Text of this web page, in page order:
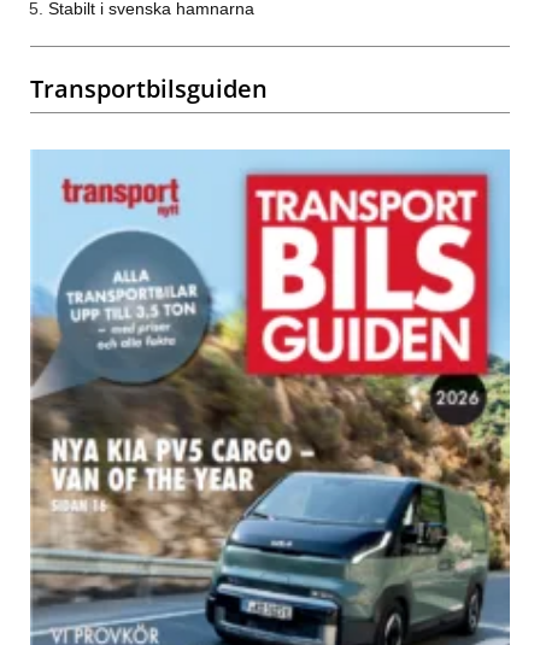
Stabilt i svenska hamnarna
Transportbilsguiden